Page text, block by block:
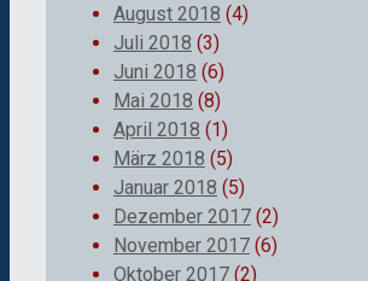
August 2018 (4)
Juli 2018 (3)
Juni 2018 (6)
Mai 2018 (8)
April 2018 (1)
März 2018 (5)
Januar 2018 (5)
Dezember 2017 (2)
November 2017 (6)
Oktober 2017 (2)